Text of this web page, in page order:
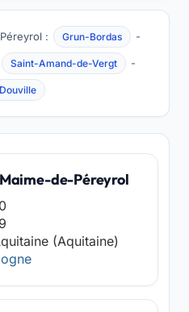
: Grun-Bordas -
Saint-Amand-de-Vergt -
Douville
de-Péreyrol
(Aquitaine)